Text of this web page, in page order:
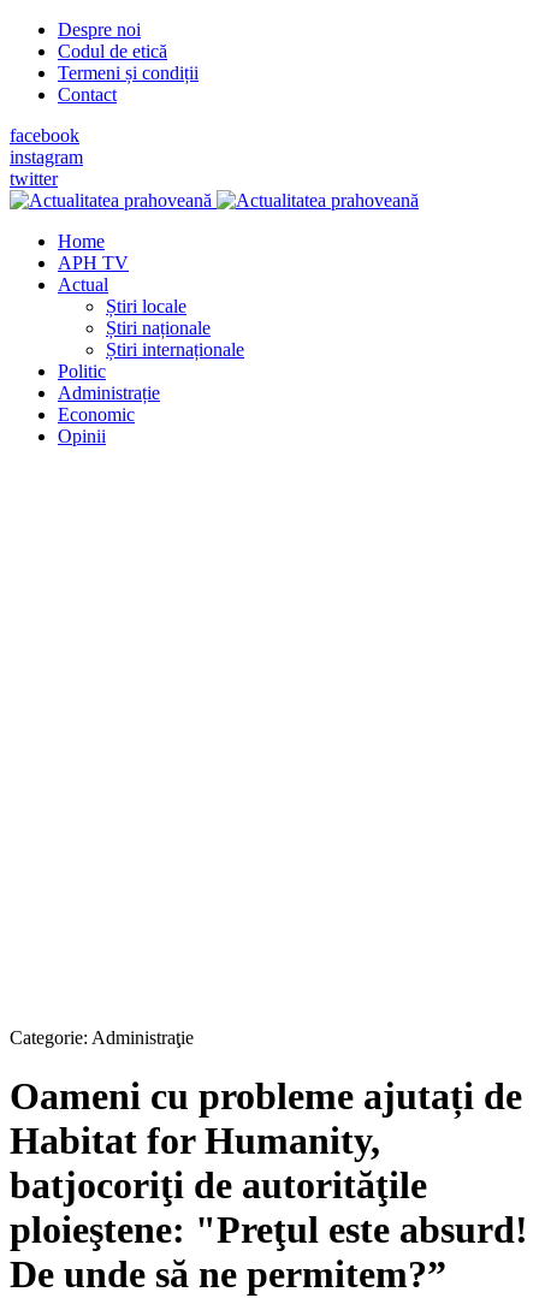
Despre noi
Codul de etică
Termeni și condiții
Contact
facebook
instagram
twitter
Home
APH TV
Actual
Știri locale
Știri naționale
Știri internaționale
Politic
Administrație
Economic
Opinii
Categorie: Administraţie
Oameni cu probleme ajutați de
Habitat for Humanity,
batjocoriţi de autorităţile
ploieştene: "Preţul este absurd!
De unde să ne permitem?”